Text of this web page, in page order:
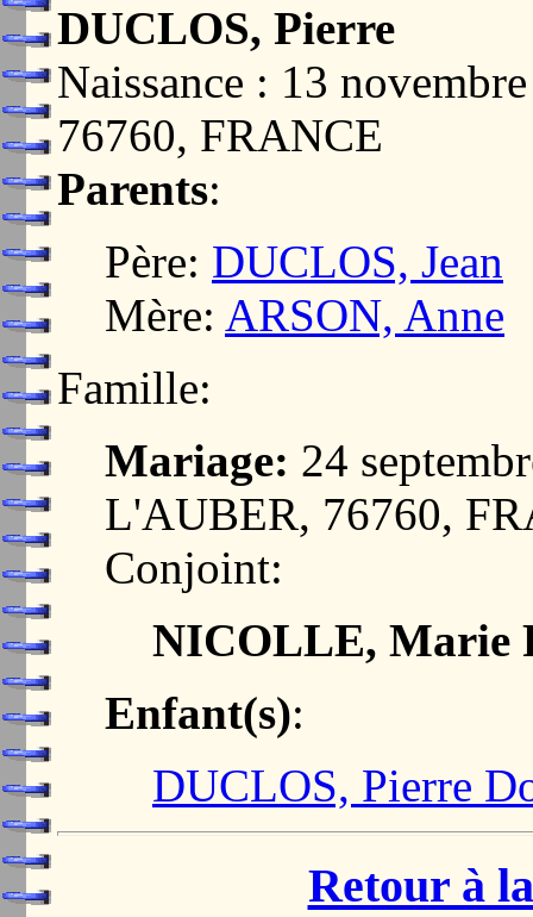
DUCLOS, Pierre
Naissance : 13
76760, FRANCE
Parents:
Père: DUCLOS, Jean
Mère: ARSON, Anne
Famille:
Mariage: 24
L'AUBER, 76760,
Conjoint:
NICOLLE, Marie
Enfant(s):
DUCLOS, Pierre
Retour à